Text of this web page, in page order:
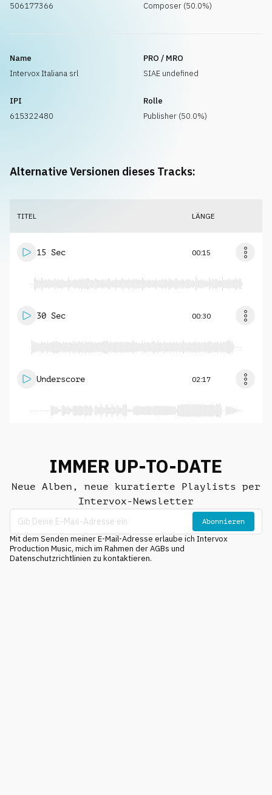
506177366
Composer (50.0%)
Name
Intervox Italiana srl
PRO / MRO
SIAE undefined
IPI
615322480
Rolle
Publisher (50.0%)
Alternative Versionen dieses Tracks:
TITEL LÄNGE
15 Sec 00:15
30 Sec 00:30
Underscore 02:17
IMMER UP-TO-DATE
Neue Alben, neue kuratierte Playlists per
Intervox-Newsletter
Abonnieren
Mit dem Senden meiner E-Mail-Adresse erlaube ich Intervox
Production Music, mich im Rahmen der AGBs und
Datenschutzrichtlinien zu kontaktieren.